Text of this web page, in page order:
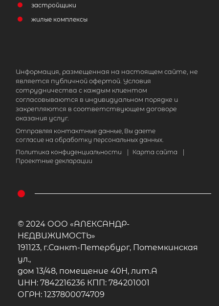
2-комнатная квартира площадью
ЛО, Ломоносовский р-н, Большая
Беговая Ломоносовский район
Площадь кухни
Жилая площадь
застройщики
жилые комплексы
Информация, размещенная на настоящем сайте, не
является публичной офертой. Условия
сотрудничества с каждым клиентом
согласовываются в индивидуальном порядке и
закрепляются в соответствующем договоре
оказания услуг.
Отправляя контактные данные, Вы даете
согласие на обработку персональных данных.
Политика конфиденциальности
Карта сайта
Проектные декларации
© 2024 ООО «АЛЕКСАНДР-
НЕДВИЖИМОСТЬ»
191123, г.Санкт-Петербург, Потемкинская
ул.,
дом 13/48, помещение 40Н, лит.А
ИНН: 7842216236 КПП: 784201001
ОГРН: 1237800074709